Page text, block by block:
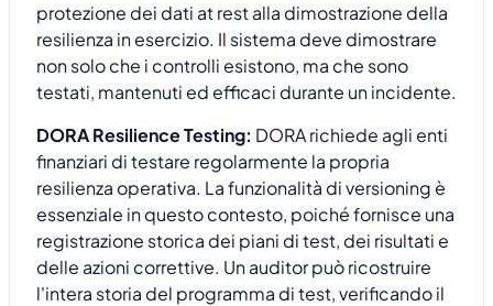
protezione dei dati at rest alla dimostrazione della
resilienza in esercizio. Il sistema deve dimostrare
non solo che i controlli esistono, ma che sono
testati, mantenuti ed efficaci durante un incidente.
DORA Resilience Testing: DORA richiede agli enti
finanziari di testare regolarmente la propria
resilienza operativa. La funzionalità di versioning è
essenziale in questo contesto, poiché fornisce una
registrazione storica dei piani di test, dei risultati e
delle azioni correttive. Un auditor può ricostruire
l'intera storia del programma di test, verificando il